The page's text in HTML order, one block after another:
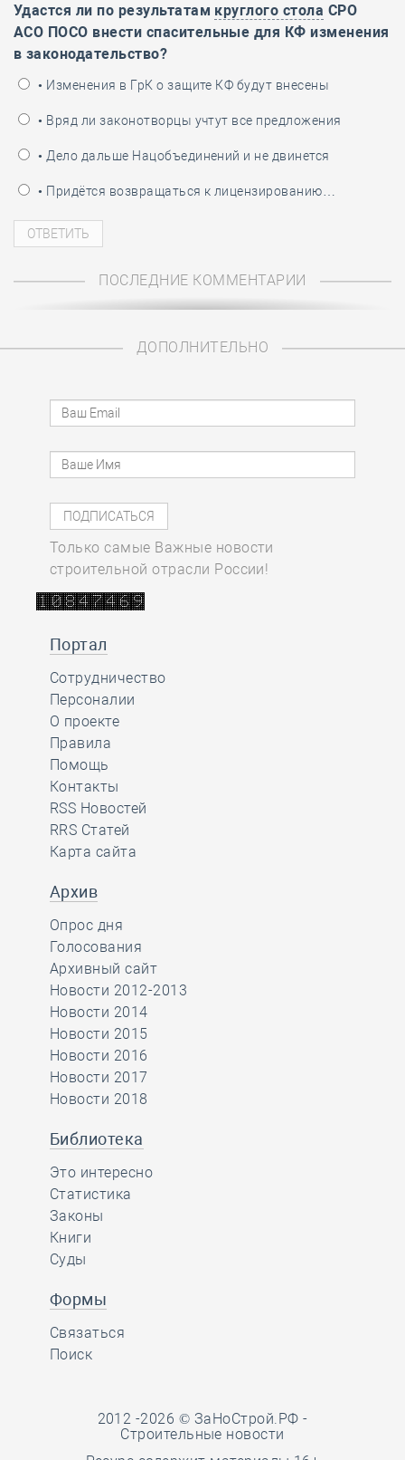
Удастся ли по результатам круглого стола СРО
АСО ПОСО внести спасительные для КФ изменения
в законодательство?
• Изменения в ГрК о защите КФ будут внесены
• Вряд ли законотворцы учтут все предложения
• Дело дальше Нацобъединений и не двинется
• Придётся возвращаться к лицензированию…
ПОСЛЕДНИЕ КОММЕНТАРИИ
ДОПОЛНИТЕЛЬНО
Только самые Важные новости
строительной отрасли России!
Портал
Сотрудничество
Персоналии
О проекте
Правила
Помощь
Контакты
RSS Новостей
RRS Статей
Карта сайта
Архив
Опрос дня
Голосования
Архивный сайт
Новости 2012-2013
Новости 2014
Новости 2015
Новости 2016
Новости 2017
Новости 2018
Библиотека
Это интересно
Статистика
Законы
Книги
Суды
Формы
Связаться
Поиск
2012 -2026 © ЗаНоСтрой.РФ -
Строительные новости